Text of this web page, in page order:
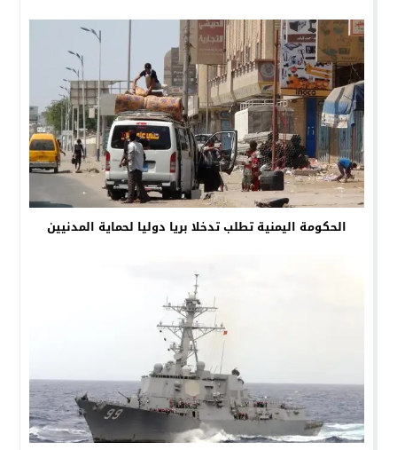
الحكومة اليمنية تطلب تدخلا بريا دوليا لحماية المدنيين